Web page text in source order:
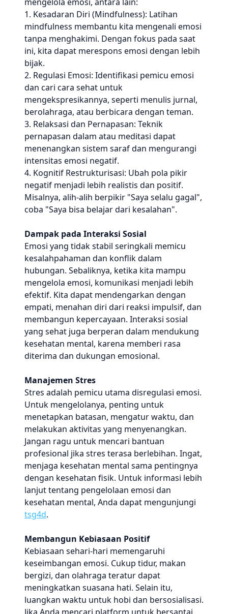
1. Kesadaran Diri (Mindfulness): Latihan
mindfulness membantu kita mengenali emosi
tanpa menghakimi. Dengan fokus pada saat
ini, kita dapat merespons emosi dengan lebih
bijak.
2. Regulasi Emosi: Identifikasi pemicu emosi
dan cari cara sehat untuk
mengekspresikannya, seperti menulis jurnal,
berolahraga, atau berbicara dengan teman.
3. Relaksasi dan Pernapasan: Teknik
pernapasan dalam atau meditasi dapat
menenangkan sistem saraf dan mengurangi
intensitas emosi negatif.
4. Kognitif Restrukturisasi: Ubah pola pikir
negatif menjadi lebih realistis dan positif.
Misalnya, alih-alih berpikir "Saya selalu gagal",
coba "Saya bisa belajar dari kesalahan".
Dampak pada Interaksi Sosial
Emosi yang tidak stabil seringkali memicu
kesalahpahaman dan konflik dalam
hubungan. Sebaliknya, ketika kita mampu
mengelola emosi, komunikasi menjadi lebih
efektif. Kita dapat mendengarkan dengan
empati, menahan diri dari reaksi impulsif, dan
membangun kepercayaan. Interaksi sosial
yang sehat juga berperan dalam mendukung
kesehatan mental, karena memberi rasa
diterima dan dukungan emosional.
Manajemen Stres
Stres adalah pemicu utama disregulasi emosi.
Untuk mengelolanya, penting untuk
menetapkan batasan, mengatur waktu, dan
melakukan aktivitas yang menyenangkan.
Jangan ragu untuk mencari bantuan
profesional jika stres terasa berlebihan. Ingat,
menjaga kesehatan mental sama pentingnya
dengan kesehatan fisik. Untuk informasi lebih
lanjut tentang pengelolaan emosi dan
kesehatan mental, Anda dapat mengunjungi
tsg4d.
Membangun Kebiasaan Positif
Kebiasaan sehari-hari memengaruhi
keseimbangan emosi. Cukup tidur, makan
bergizi, dan olahraga teratur dapat
meningkatkan suasana hati. Selain itu,
luangkan waktu untuk hobi dan bersosialisasi.